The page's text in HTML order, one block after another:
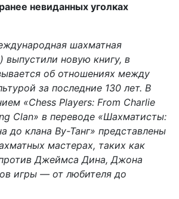
невиданных уголках
шахматная
выпустили новую книгу, в
об отношениях между
за последние 130 лет. В
«Chess Players: From Charlie
Clan» в переводе «Шахматисты:
до клана Ву-Танг» представлены
мастерах, таких как
Джеймса Дина, Джона
игры — от любителя до